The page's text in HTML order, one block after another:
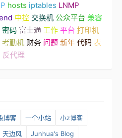
hosts iptables LNMP
中控 交换机 公众平台 兼容
密码 富士通 工作 平台 打印机
考勤机 财务 问题 新年 代码 表
反代理
博客 一个小站
小z博客
天边风
Junhua's Blog